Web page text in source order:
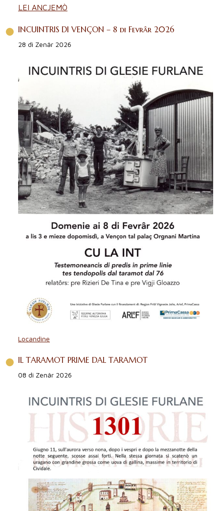
LEI ANCJEMÒ
INCUINTRIS DI VENÇON – 8 di Fevrâr 2026
28 di Zenâr 2026
Locandine
IL TARAMOT PRIME DAL TARAMOT
08 di Zenâr 2026